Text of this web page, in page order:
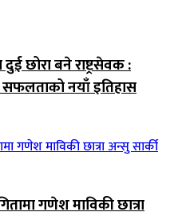
छोरा बने राष्ट्रसेवक :
नयाँ इतिहास
गणेश माविकी छात्रा